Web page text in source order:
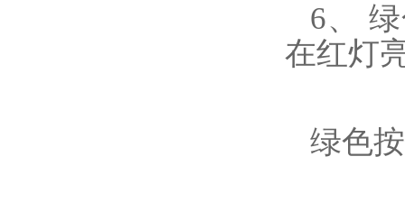
6、
在红灯
绿色